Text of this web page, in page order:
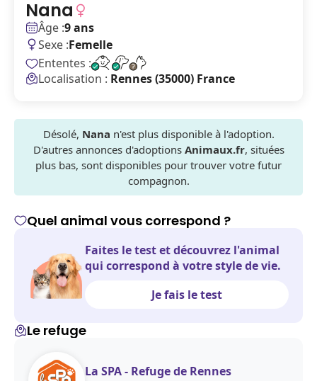
Nana
Âge :9 ans
Sexe :Femelle
Ententes :
Localisation : Rennes (35000) France
Désolé, Nana n'est plus disponible à l'adoption.
D'autres annonces d'adoptions Animaux.fr, situées
plus bas, sont disponibles pour trouver votre futur
compagnon.
Quel animal vous correspond ?
Faites le test et découvrez l'animal
qui correspond à votre style de vie.
Je fais le test
Le refuge
La SPA - Refuge de Rennes